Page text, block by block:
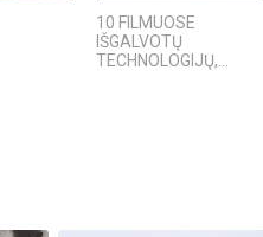
10 FILMUOSE
IŠGALVOTŲ
TECHNOLOGIJŲ,...